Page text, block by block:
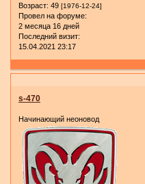
Возраст: 49 [1976-12-24]
Провел на форуме:
2 месяца 16 дней
Последний визит:
15.04.2021 23:17
s-470
Начинающий неоновод